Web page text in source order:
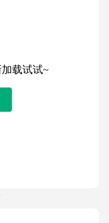
载试试~